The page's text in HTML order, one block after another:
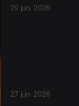
29 jun. 2026
27 jun. 2026